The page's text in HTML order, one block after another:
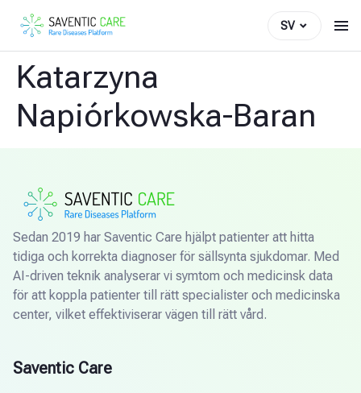
SV
Katarzyna
Napiórkowska-Baran
Sedan 2019 har Saventic Care hjälpt patienter att hitta
tidiga och korrekta diagnoser för sällsynta sjukdomar. Med
AI-driven teknik analyserar vi symtom och medicinsk data
för att koppla patienter till rätt specialister och medicinska
center, vilket effektiviserar vägen till rätt vård.
Saventic Care